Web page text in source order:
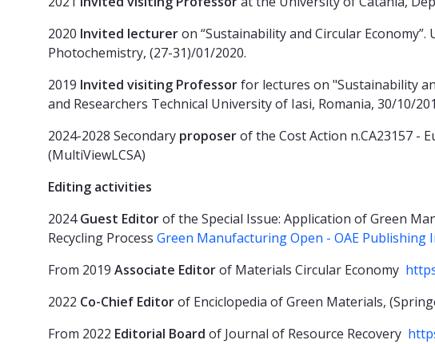
2020 Invited lectureron “Sustainability and Circular
Photochemistry, (27-31)/01/2020.
2019 Invited visiting Professorfor lectures on "Sustainability
and Researchers Technical University of Iasi, Romania, 30/10/
2024-2028 Secondary proposerof the Cost Action n.CA23157 -
(MultiViewLCSA)
Editing activities
2024Guest Editorof the Special Issue: Application of Green
Recycling Process Green Manufacturing Open - OAE Publishing
From 2019 Associate Editorof Materials Circular Economy
2022 Co-Chief Editorof Enciclopedia of Green Materials,
From 2022 Editorial Board of Journal of Resource Recovery